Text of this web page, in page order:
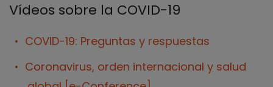
Vídeos sobre la COVID-19
COVID-19: Preguntas y respuestas
Coronavirus, orden internacional y salud